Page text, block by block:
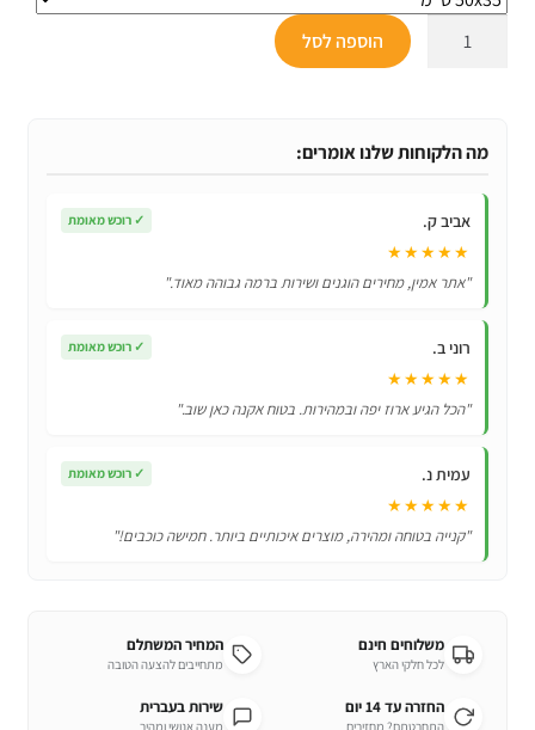
אורתופדית
זיכרון
לבחירה!
הוספה לסל
מה הלקוחות שלנו אומרים:
אביב ק. ✓ רוכש מאומת
★★★★★
"אתר אמין, מחירים הוגנים ושירות ברמה גבוהה מאוד."
רוני ב. ✓ רוכש מאומת
★★★★★
"הכל הגיע ארוז יפה ובמהירות. בטוח אקנה כאן שוב."
עמית נ. ✓ רוכש מאומת
★★★★★
"קנייה בטוחה ומהירה, מוצרים איכותיים ביותר. חמישה כוכבים!"
משלוחים חינם
לכל חלקי הארץ
המחיר המשתלם
מתחייבים להצעה הטובה
החזרה עד 14 יום שירות בעברית